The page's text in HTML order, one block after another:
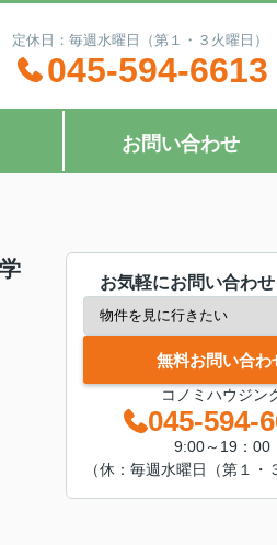
休日：毎週水曜日（第１・３火曜日）
045-594-6613
お問い合わせ
お気軽にお問い合わ
無料お問い合わ
コノミハウジン
045-594-
9:00～19：00
（休：毎週水曜日（第１・